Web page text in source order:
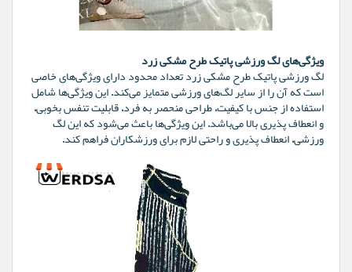
ویژگی‌های لگ ورزشی پاتیک طرح مشکی زرد
لگ ورزشی پاتیک طرح مشکی زرد تعداد محدود دارای ویژگی‌های خاصی
است که آن را از سایر لگ‌های ورزشی متمایز می‌کند. این ویژگی‌ها شامل
استفاده از جنس با کیفیت، طراحی منحصر به فرد، قابلیت تنفس بخوبی،
و انعطاف پذیری بالا می‌باشد. این ویژگی‌ها باعث می‌شود که این لگ
ورزشی، انعطاف پذیری و راحتی لازم برای ورزشکاران فراهم کند.